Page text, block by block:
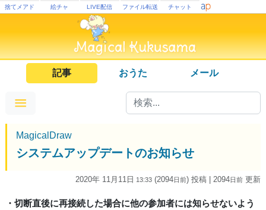
捨てメアド 絵チャ LIVE配信 ファイル転送 チャット
記事 おうた メール
MagicalDraw
システムアップデートのお知らせ
2020年 11月11日 13:33 (2094日前) 投稿 | 2094日前 更新
・切断直後に再接続した場合に他の参加者には知らせないよう